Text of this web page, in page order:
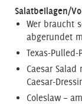
Salatbeilagen/
Wer braucht
abgerundet
Texas-Pulled-
Caesar
Caesar-
Coleslaw –